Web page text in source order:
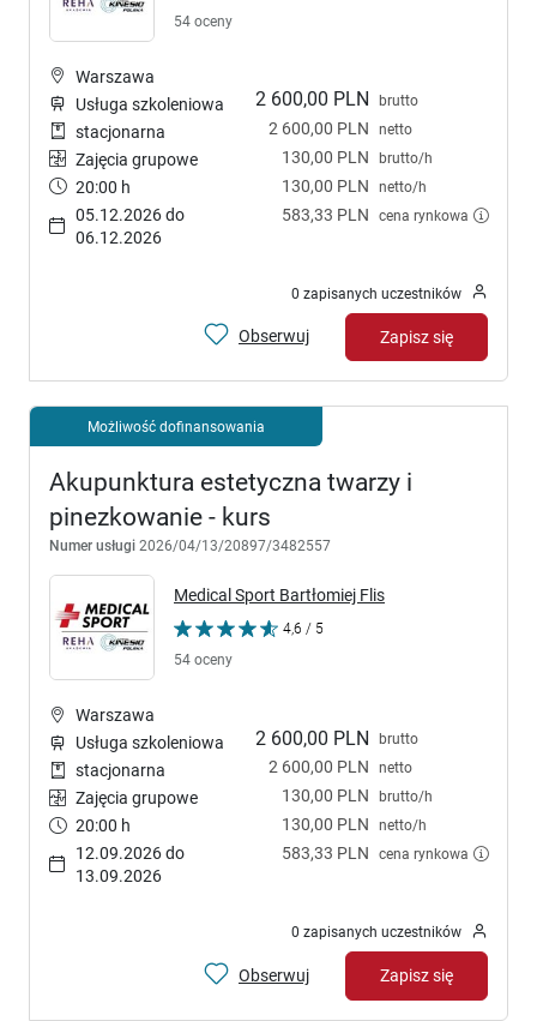
54 oceny
2 600,00 PLN brutto
2 600,00 PLN netto
130,00 PLN brutto/h
130,00 PLN netto/h
583,33 PLN cena rynkowa
Warszawa
Usługa szkoleniowa
stacjonarna
Zajęcia grupowe
20:00 h
05.12.2026 do
06.12.2026
0 zapisanych uczestników
Obserwuj Zapisz się
Możliwość dofinansowania
Akupunktura estetyczna twarzy i
pinezkowanie - kurs
Numer usługi 2026/04/13/20897/3482557
Medical Sport Bartłomiej Flis
4,6 / 5
54 oceny
2 600,00 PLN brutto
2 600,00 PLN netto
130,00 PLN brutto/h
130,00 PLN netto/h
583,33 PLN cena rynkowa
Warszawa
Usługa szkoleniowa
stacjonarna
Zajęcia grupowe
20:00 h
12.09.2026 do
13.09.2026
0 zapisanych uczestników
Obserwuj Zapisz się